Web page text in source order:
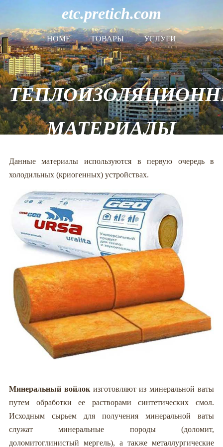
etc.pretich.com
HOME ТОВАРЫ УСЛУГИ
МАТЕРИАЛЫ
Данные материалы используются в первую очередь в
холодильных (криогенных) устройствах.
Минеральный войлокизготовляют из минеральной ваты
путем обработки ее растворами синтетических смол.
Исходным сырьем для получения минеральной ваты
служат минеральные породы (доломит,
доломитоглинистый мергель), а также металлургические